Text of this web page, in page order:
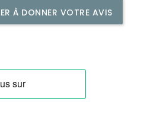
À DONNER VOTRE AVIS